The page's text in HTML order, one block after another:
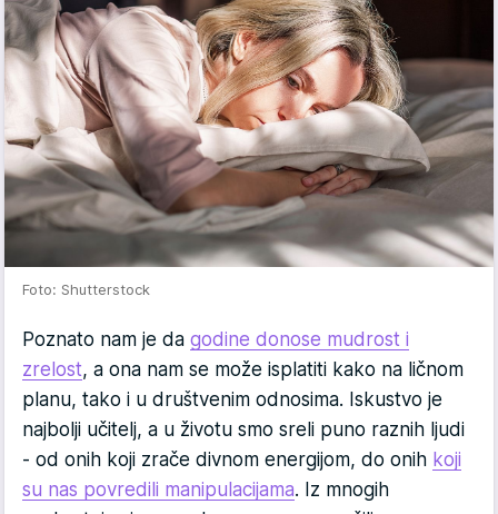
Foto: Shutterstock
Poznato nam je da godine donose mudrost i
zrelost, a ona nam se može isplatiti kako na ličnom
planu, tako i u društvenim odnosima. Iskustvo je
najbolji učitelj, a u životu smo sreli puno raznih ljudi
- od onih koji zrače divnom energijom, do onih koji
su nas povredili manipulacijama. Iz mnogih